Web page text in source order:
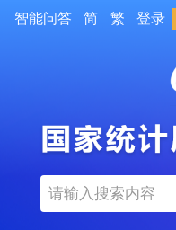
智能问答 简 繁 登录